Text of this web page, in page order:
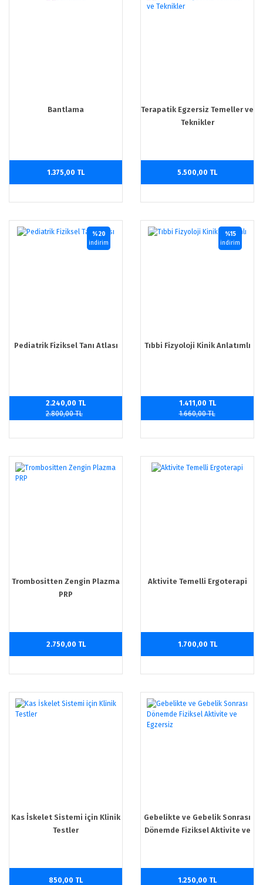
Bantlama
1.375,00 TL
Terapatik Egzersiz Temeller ve
Teknikler
5.500,00 TL
Pediatrik Fiziksel Tanı Atlası
%20
indirim
2.240,00 TL
2.800,00 TL
Tıbbi Fizyoloji Kinik Anlatımlı
%15
indirim
1.411,00 TL
1.660,00 TL
Trombositten Zengin Plazma
PRP
2.750,00 TL
Aktivite Temelli Ergoterapi
1.700,00 TL
Kas İskelet Sistemi için Klinik
Testler
850,00 TL
Gebelikte ve Gebelik Sonrası
Dönemde Fiziksel Aktivite ve
1.250,00 TL